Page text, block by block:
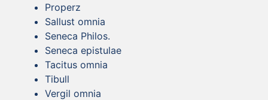
Properz
Sallust omnia
Seneca Philos.
Seneca epistulae
Tacitus omnia
Tibull
Vergil omnia